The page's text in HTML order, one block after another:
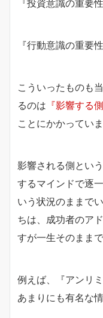
『投資意識の重要性
『行動意識の重要性
こういったものも
るのは 『影響する
ことにかかっていま
影響される側とい
するマインドで逐
いう状況のままで
ちは、成功者のア
すが一生そのまま
例えば、『アンリ
あまりにも有名な